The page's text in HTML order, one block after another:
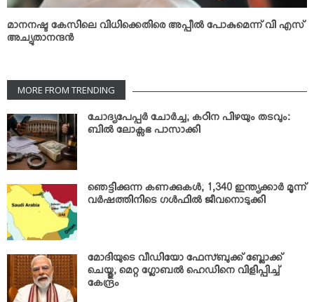
മാനനഷ്ട കേസിലെ വിധിക്കെതിരെ അപ്പീല്‍ പോകുമെന്ന് വി എസ്
അച്യുതാനന്ദന്‍
MORE FROM TRENDING
ചോദ്യപേപ്പര്‍ ചോര്‍ച്ച; കഠിന പിഴയും തടവും:
ബില്‍ ലോക്സഭ പാസാക്കി
ഞെട്ടിക്കുന്ന കണക്കുകള്‍; 1,340 ഇന്ത്യക്കാര്‍ മൂന്ന്
വര്‍ഷത്തിനിടെ ഗള്‍ഫില്‍ ജീവനൊടുക്കി
മോദിയുടെ വീഡിയോ ഫേസ്ബുക്ക് ബ്ലോക്ക്
ചെയ്തു; മെറ്റ ഗ്ലോബല്‍ ഹെഡിനെ വിളിപ്പിച്ച്
കേന്ദ്രം